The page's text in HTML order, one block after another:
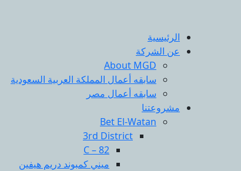
الرئيسية
عن الشركة
About MGD
سابقه أعمال المملكة العربية السعودية
سابقه أعمال مصر
مشروعتنا
Bet El-Watan
3rd District
C – 82
ميني كمبوند دريم هيفين